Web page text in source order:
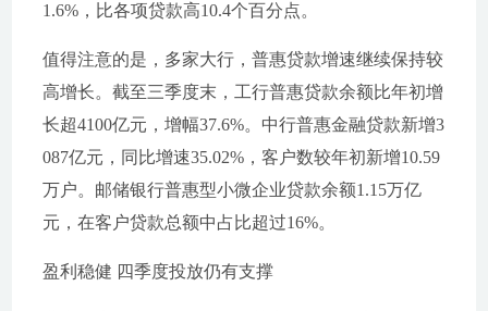
1.6%，比各项贷款高10.4个百分点。
值得注意的是，多家大行，普惠贷款增速继续保持较
高增长。截至三季度末，工行普惠贷款余额比年初增
长超4100亿元，增幅37.6%。中行普惠金融贷款新增3
087亿元，同比增速35.02%，客户数较年初新增10.59
万户。邮储银行普惠型小微企业贷款余额1.15万亿
元，在客户贷款总额中占比超过16%。
盈利稳健 四季度投放仍有支撑